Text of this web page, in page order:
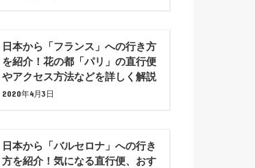
日本から「フランス」への行き方
を紹介！花の都「パリ」の直行便
やアクセス方法などを詳しく解説
2020年4月3日
日本から「バルセロナ」への行き
方を紹介！気になる直行便、おす